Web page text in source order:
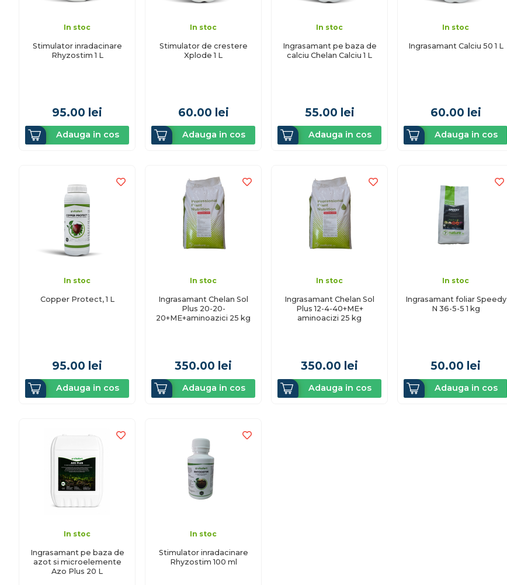
In stoc
Stimulator inradacinare
Rhyzostim 1 L
95.00 lei
Adauga in cos
In stoc
Stimulator de crestere
Xplode 1 L
60.00 lei
Adauga in cos
In stoc
Ingrasamant pe baza de
calciu Chelan Calciu 1 L
55.00 lei
Adauga in cos
In stoc
Ingrasamant Calciu 50 1 L
60.00 lei
Adauga in cos
In stoc
Copper Protect, 1 L
95.00 lei
Adauga in cos
In stoc
Ingrasamant Chelan Sol
Plus 20-20-
20+ME+aminoazici 25 kg
350.00 lei
Adauga in cos
In stoc
Ingrasamant Chelan Sol
Plus 12-4-40+ME+
aminoacizi 25 kg
350.00 lei
Adauga in cos
In stoc
Ingrasamant foliar Speedy
N 36-5-5 1 kg
50.00 lei
Adauga in cos
In stoc
Ingrasamant pe baza de
azot si microelemente
Azo Plus 20 L
In stoc
Stimulator inradacinare
Rhyzostim 100 ml